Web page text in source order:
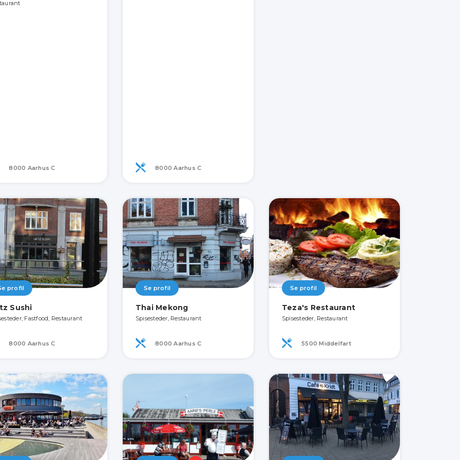
8000 Aarhus C 8000 Aarhus C
profil
Sushi
Fastfood, Restaurant
8000 Aarhus C
Se profil
Thai Mekong
Spisesteder, Restaurant
8000 Aarhus C
Se profil
Teza's Restaurant
Spisesteder, Restaurant
5500 Middelfart